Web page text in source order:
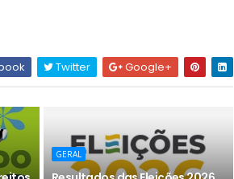
Twitter Google+
GERAL